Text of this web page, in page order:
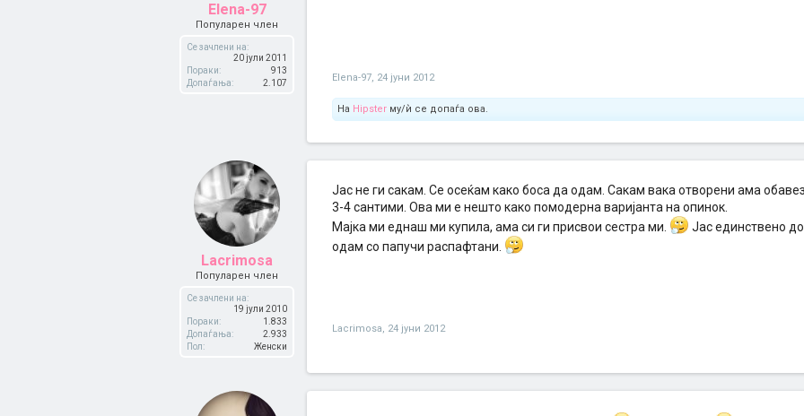
Elena-97
Популарен член
Се зачлени на:
20 јули 2011
Пораки:
913
Допаѓања:
2.107 Elena-97, 24 јуни 2012
На Hipster му/ѝ се допаѓа ова.
Lacrimosa
Популарен член
Се зачлени на:
19 јули 2010
Пораки:
1.833
Допаѓања:
2.933
Пол:
Женски
Јас не ги сакам. Се осеќам како боса да одам. Сакам вака отворени ама
3-4 сантими. Ова ми е нешто како помодерна варијанта на опинок.
Мајка ми еднаш ми купила, ама си ги присвои сестра ми.
Јас единствено
одам со папучи распафтани.
Lacrimosa, 24 јуни 2012